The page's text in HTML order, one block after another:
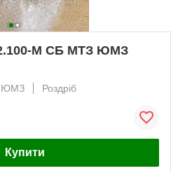
М СБ МТЗ ЮМЗ
ЮМЗ
Роздріб
Купити